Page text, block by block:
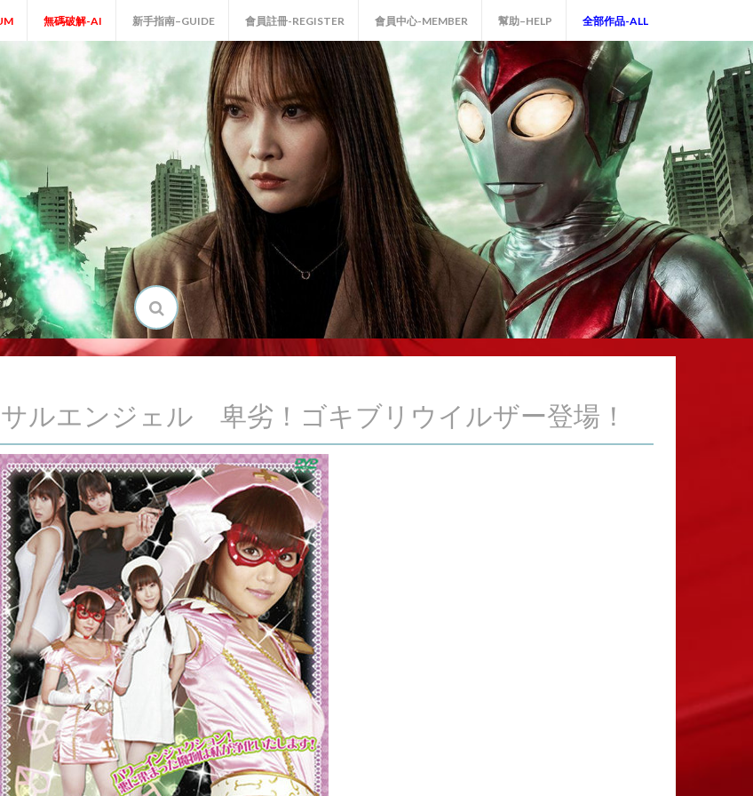
無碼破解-AI 新手指南–GUIDE 會員註冊-REGISTER 會員中心-MEMBER 幫助–HELP 全部作品-ALL
ルエンジェル 卑劣！ゴキブリウイルザー登場！